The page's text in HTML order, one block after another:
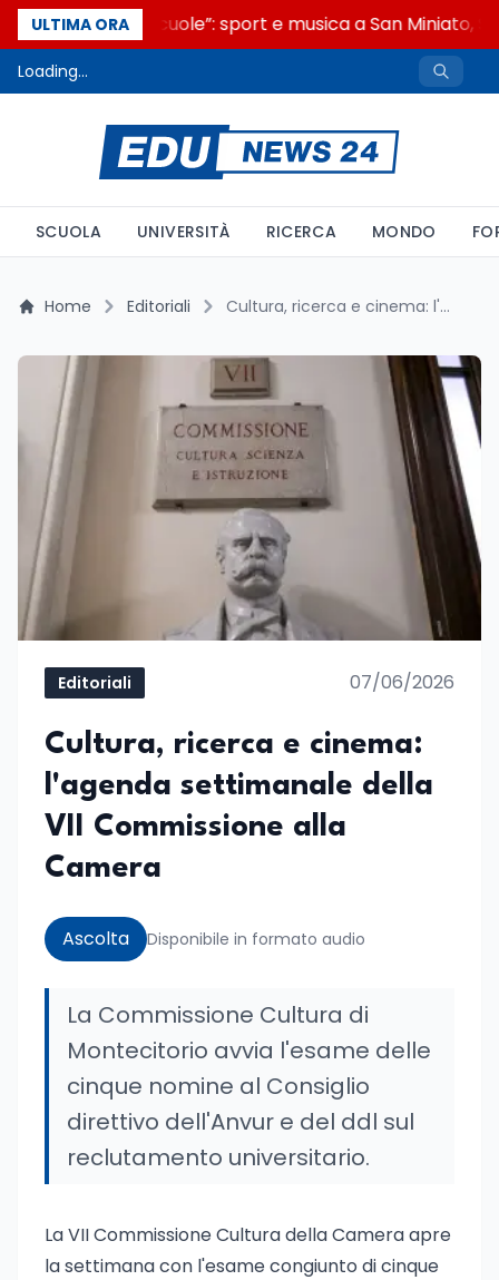
ULTIMA ORA
“Noi siamo le Scuole”: sport e musica a San Miniato,
Loading...
SCUOLA UNIVERSITÀ RICERCA MONDO
Home Editoriali Cultura, ricerca e cinema: l'agenda settimanale della VII Commissione alla Camera
Editoriali 07/06/2026
Cultura, ricerca e cinema:
l'agenda settimanale della
VII Commissione alla
Camera
Ascolta Disponibile in formato audio
La Commissione Cultura di
Montecitorio avvia l'esame delle
cinque nomine al Consiglio
direttivo dell'Anvur e del ddl sul
reclutamento universitario.
La VII Commissione Cultura della Camera apre
la settimana con l'esame congiunto di cinque